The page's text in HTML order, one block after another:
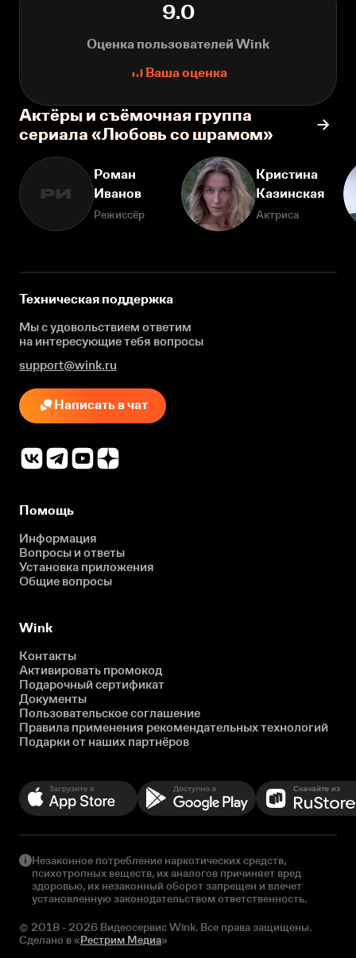
9.0
Оценка пользователей Wink
Ваша оценка
Актёры и съёмочная группа
сериала «Любовь со шрамом»
РИ
Роман
Иванов
Режиссёр
Кристина
Казинская
Актриса
Техническая поддержка
Мы с удовольствием ответим
на интересующиетебя вопросы
support@wink.ru
Написать в чат
Помощь
Информация
Вопросы и ответы
Установка приложения
Общие вопросы
Wink
Контакты
Активировать промокод
Подарочный сертификат
Документы
Пользовательское соглашение
Правила применения рекомендательных технологий
Подарки от наших партнёров
Незаконное потребление наркотических средств,
психотропных веществ, их аналогов причиняет вред
здоровью, их незаконный оборот запрещен и влечет
установленную законодательством ответственность.
© 2018 - 2026 Видеосервис Wink. Все права защищены.
Сделано в «Рестрим Медиа»